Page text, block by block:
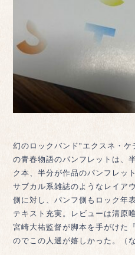
幻のロックバンド"エクスネ・
の青春物語のパンフレットは、
ク本、半分が作品のパンフレッ
サブカル系雑誌のようなレイア
側に対し、パンフ側もロック年
テキスト充実。レビューは清原
宮崎大祐監督が脚本を手がけた
のでこの人選が嬉しかった。（な